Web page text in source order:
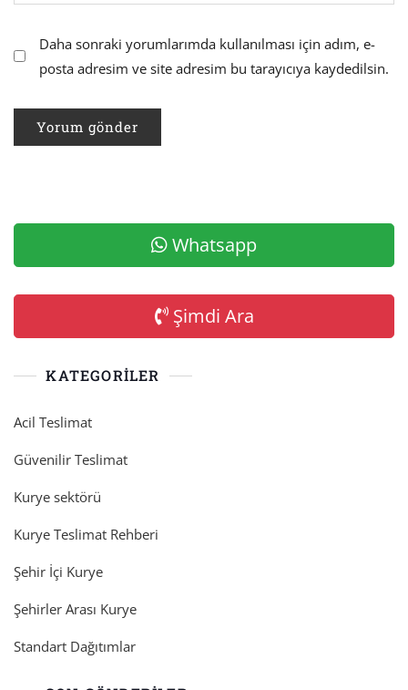
Daha sonraki yorumlarımda kullanılması için adım, e-
posta adresim ve site adresim bu tarayıcıya kaydedilsin.
Whatsapp
Şimdi Ara
KATEGORILER
Acil Teslimat
Güvenilir Teslimat
Kurye sektörü
Kurye Teslimat Rehberi
Şehir İçi Kurye
Şehirler Arası Kurye
Standart Dağıtımlar